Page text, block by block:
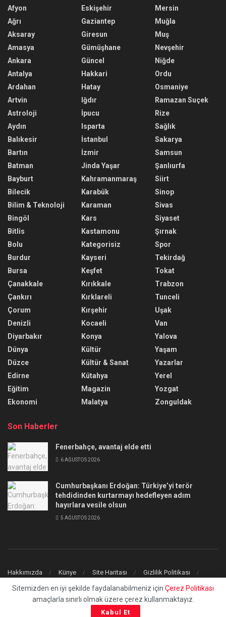
Afyon
Ağrı
Aksaray
Amasya
Ankara
Antalya
Ardahan
Artvin
Astroloji
Aydın
Balıkesir
Bartın
Batman
Bayburt
Bilecik
Bilim & Teknoloji
Bingöl
Bitlis
Bolu
Burdur
Bursa
Çanakkale
Çankırı
Çorum
Denizli
Diyarbakır
Dünya
Düzce
Edirne
Eğitim
Ekonomi
Eskişehir
Gaziantep
Giresun
Gümüşhane
Güncel
Hakkari
Hatay
Iğdır
İpucu
Isparta
İstanbul
İzmir
Jinda Yaşar
Kahramanmaraş
Karabük
Karaman
Kars
Kastamonu
Kategorisiz
Kayseri
Keşfet
Kırıkkale
Kırklareli
Kırşehir
Kocaeli
Konya
Kültür
Kültür & Sanat
Kütahya
Magazin
Malatya
Mersin
Muğla
Muş
Nevşehir
Niğde
Ordu
Osmaniye
Ramazan Suçek
Rize
Sağlık
Sakarya
Samsun
Şanlıurfa
Siirt
Sinop
Sivas
Siyaset
Şırnak
Spor
Tekirdağ
Tokat
Trabzon
Tunceli
Uşak
Van
Yalova
Yaşam
Yazarlar
Yerel
Yozgat
Zonguldak
Son Haberler
Fenerbahçe, avantaj elde etti
6 AĞUSTOS 2026
Cumhurbaşkanı Erdoğan: Türkiye’yi terör
tehdidinden kurtarmayı hedefleyen adım
hayırlara vesile olsun
5 AĞUSTOS 2026
Hakkımızda Künye Site Haritası
Gizlilik Politikası
uchilaltv.com- Tüm Hakları Saklıdır.
Sitemizden en iyi şekilde faydalanabilmeniz için Çerez Politikası
amaçlarla sınırlı olmak üzere çerez kullanmaktayız.
Kabul Et